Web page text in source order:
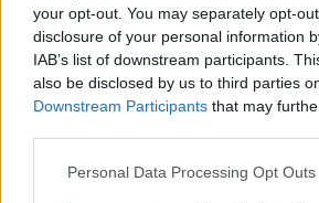
your opt-out. You may separately opt-
disclosure of your personal information
IAB’s list of downstream participants.
also be disclosed by us to third parties
Downstream Participants that may
Personal Data Processing Opt Outs
Dënohet shqiptari në
Belgjikë, si u transportua
6.4 ton “e bardhë”,